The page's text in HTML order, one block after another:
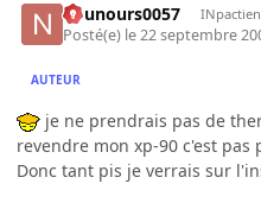
nounours0057 INpactien
Posté(e) le 22 septembre
AUTEUR
je ne prendrais pas de
revendre mon xp-90 c'est pas
Donc tant pis je verrais sur